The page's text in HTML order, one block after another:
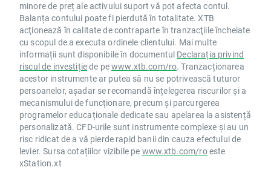
minore de preț ale activului suport vă pot afecta contul.
Balanța contului poate fi pierdută în totalitate. XTB
acţionează în calitate de contraparte în tranzacţiile încheiate
cu scopul de a executa ordinele clientului. Mai multe
informații sunt disponibile în documentul Declarația privind
riscul de investițiede pewww.xtb.com/ro. Tranzacționarea
acestor instrumente ar putea să nu se potrivească tuturor
persoanelor, așadar se recomandă înțelegerea riscurilor și a
mecanismului de funcționare, precum și parcurgerea
programelor educaționale dedicate sau apelarea la asistență
personalizată. CFD-urile sunt instrumente complexe și au un
risc ridicat de a vă pierde rapid banii din cauza efectului de
levier. Sursa cotațiilor vizibile pe www.xtb.com/roeste
xStation.xt